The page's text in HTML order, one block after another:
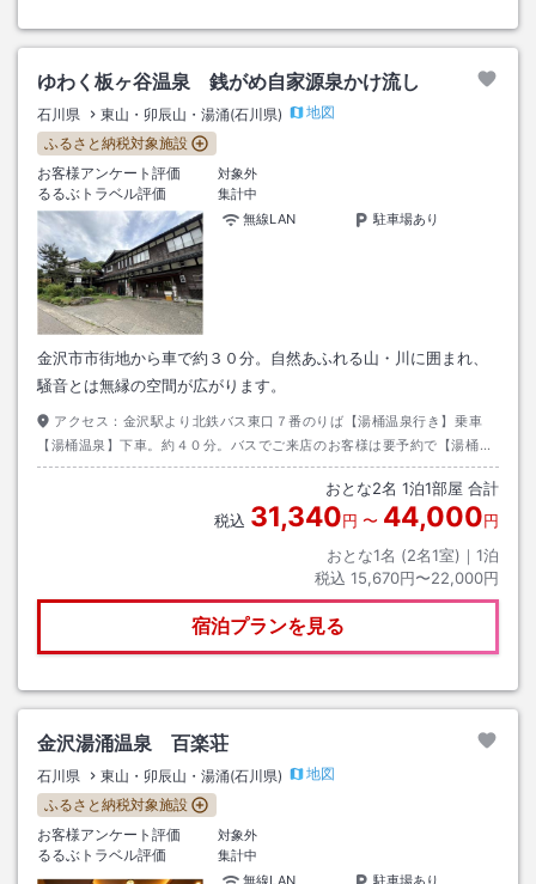
ゆわく板ヶ谷温泉 銭がめ自家源泉かけ流し
石川県 東山・卯辰山・湯涌(石川県)
地図
ふるさと納税対象施設
お客様アンケート評価
対象外
るるぶトラベル評価
集計中
無線LAN
駐車場あり
金沢市市街地から車で約３０分。自然あふれる山・川に囲まれ、
騒音とは無縁の空間が広がります。
アクセス： 金沢駅より北鉄バス東口７番のりば【湯桶温泉行き】乗車
【湯桶温泉】下車。約４０分。バスでご来店のお客様は要予約で【湯桶温
泉】まで送迎させて頂きます。
おとな2名 1泊1部屋 合計
税込 31,340円 〜 44,000円
おとな1名 (2名1室)｜ 1泊
税込 15,670円〜22,000円
宿泊プランを見る
金沢湯涌温泉 百楽荘
石川県 東山・卯辰山・湯涌(石川県)
地図
ふるさと納税対象施設
お客様アンケート評価
対象外
るるぶトラベル評価
集計中
無線LAN
駐車場あり